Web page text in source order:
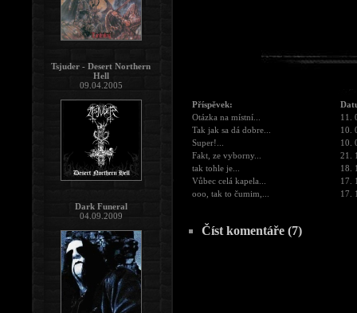
Příspěvek:
Otázka na místní...
11.
Tak jak sa dá dobre...
10.
Super!...
10.
Fakt, ze vyborny...
21.
tak tohle je...
18.
Vůbec celá kapela...
17.
ooo, tak to čumim,...
17.
Číst komentáře (7)
Tsjuder - Desert Northern
Hell
09.04.2005
Dark Funeral
04.09.2009